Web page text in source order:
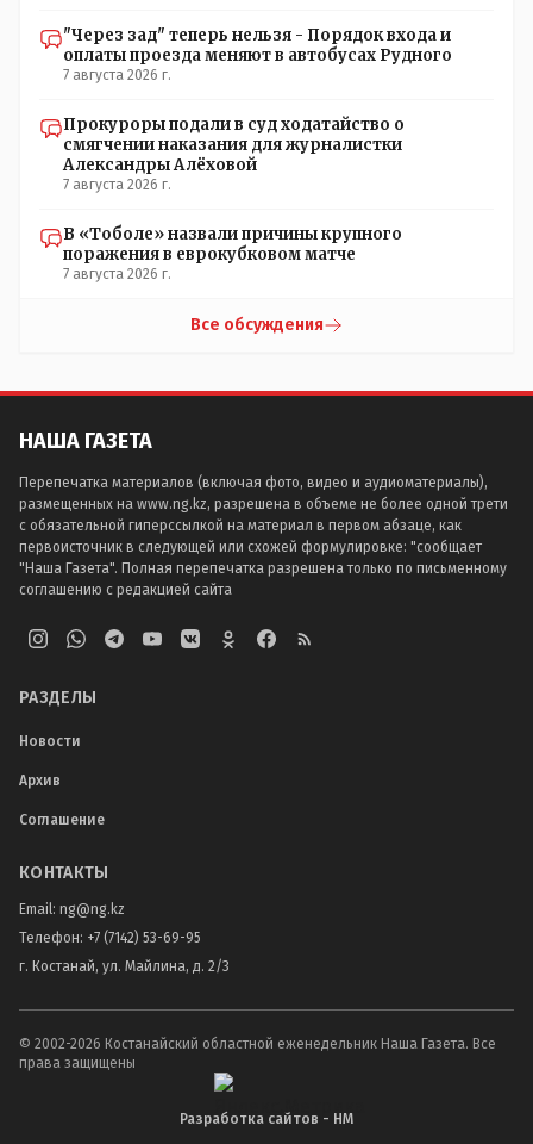
"Через зад" теперь нельзя - Порядок входа и
оплаты проезда меняют в автобусах Рудного
7 августа 2026 г.
Прокуроры подали в суд ходатайство о
смягчении наказания для журналистки
Александры Алёховой
7 августа 2026 г.
В «Тоболе» назвали причины крупного
поражения в еврокубковом матче
7 августа 2026 г.
Все обсуждения
НАША ГАЗЕТА
Перепечатка материалов (включая фото, видео и аудиоматериалы),
размещенных на www.ng.kz, разрешена в объеме не более одной трети
с обязательной гиперссылкой на материал в первом абзаце, как
первоисточник в следующей или схожей формулировке: "сообщает
"Наша Газета". Полная перепечатка разрешена только по письменному
соглашению с редакцией сайта
РАЗДЕЛЫ
Новости
Архив
Соглашение
КОНТАКТЫ
Email: ng@ng.kz
Телефон: +7 (7142) 53-69-95
г. Костанай, ул. Майлина, д. 2/3
© 2002-2026 Костанайский областной еженедельник Наша Газета. Все
права защищены
Разработка сайтов - НМ